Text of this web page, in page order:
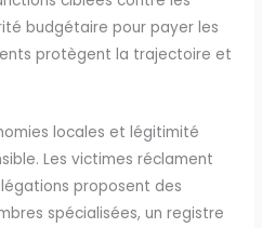
budgétaire pour payer les
protègent la trajectoire et
locales et légitimité
Les victimes réclament
proposent des
spécialisées, un registre